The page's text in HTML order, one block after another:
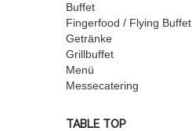
Buffet
Fingerfood / Flying Buffet
Getränke
Grillbuffet
Menü
Messecatering
TABLE TOP